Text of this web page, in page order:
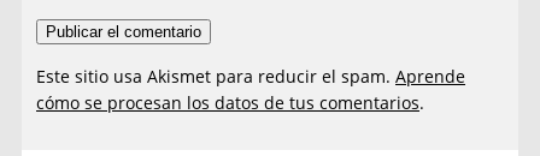
Este sitio usa Akismet para reducir el spam.Aprende
cómo se procesan los datos de tus comentarios.